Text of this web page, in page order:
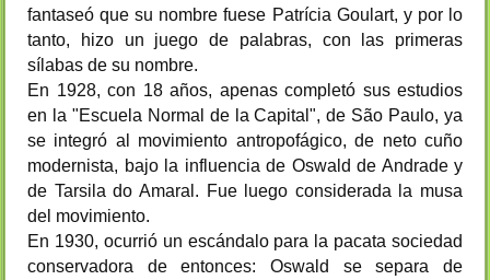
fantaseó que su nombre fuese Patrícia Goulart, y por lo
tanto, hizo un juego de palabras, con las primeras
sílabas de su nombre.
En 1928, con 18 años, apenas completó sus estudios
en la "Escuela Normal de la Capital", de São Paulo, ya
se integró al movimiento antropofágico, de neto cuño
modernista, bajo la influencia de Oswald de Andrade y
de Tarsila do Amaral. Fue luego considerada la musa
del movimiento.
En 1930, ocurrió un escándalo para la pacata sociedad
conservadora de entonces: Oswald se separa de